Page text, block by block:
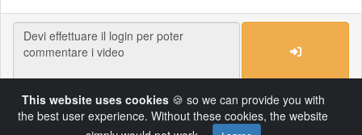
Load More
This website uses cookies🍪 so we can provide you with
the best user experience. Without these cookies, the website